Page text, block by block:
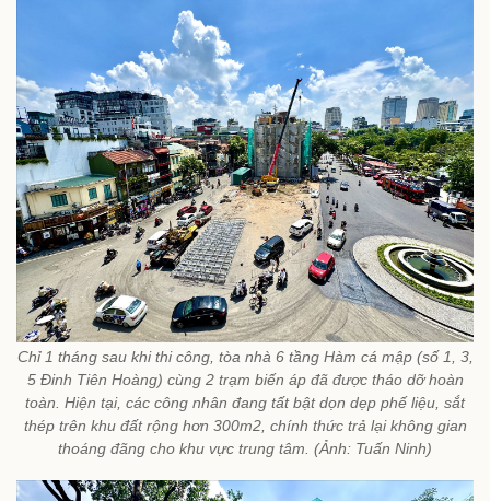
Chỉ 1 tháng sau khi thi công, tòa nhà 6 tầng Hàm cá mập (số 1, 3,
5 Đinh Tiên Hoàng) cùng 2 trạm biến áp đã được tháo dỡ hoàn
toàn. Hiện tại, các công nhân đang tất bật dọn dẹp phế liệu, sắt
thép trên khu đất rộng hơn 300m2, chính thức trả lại không gian
thoáng đãng cho khu vực trung tâm. (Ảnh: Tuấn Ninh)